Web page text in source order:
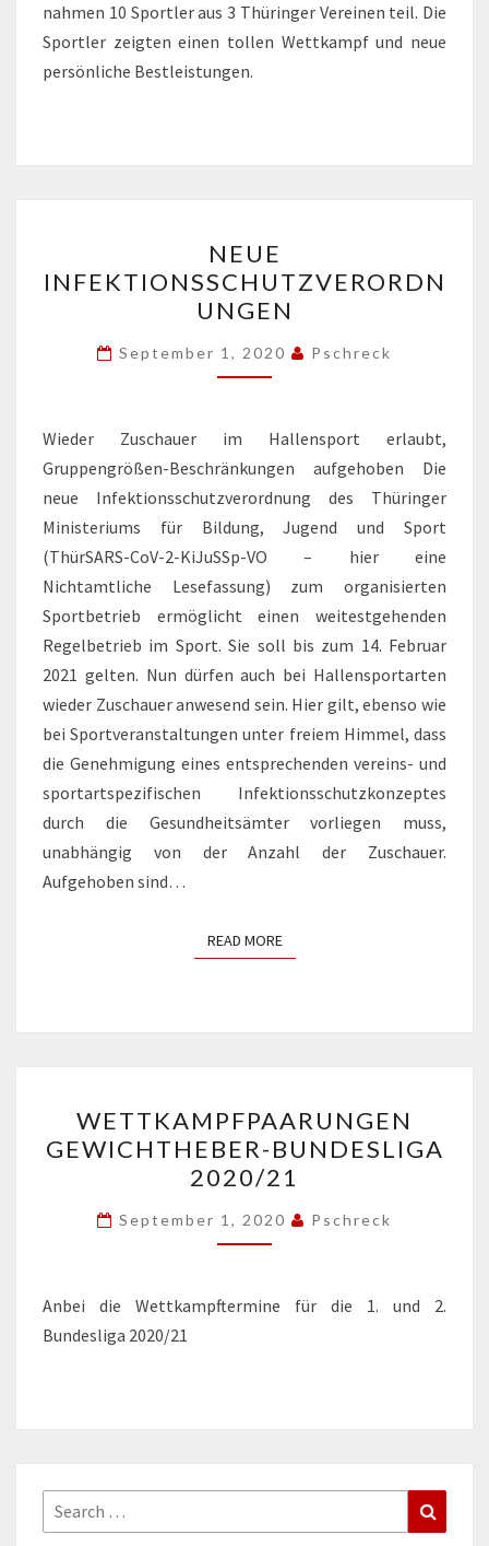
nahmen 10 Sportler aus 3 Thüringer Vereinen teil. Die
Sportler zeigten einen tollen Wettkampf und neue
persönliche Bestleistungen.
NEUE
INFEKTIONSSCHUTZVERORDN
UNGEN
September 1, 2020 Pschreck
Wieder Zuschauer im Hallensport erlaubt,
Gruppengrößen-Beschränkungen aufgehoben Die
neue Infektionsschutzverordnung des Thüringer
Ministeriums für Bildung, Jugend und Sport
(ThürSARS-CoV-2-KiJuSSp-VO – hier eine
Nichtamtliche Lesefassung) zum organisierten
Sportbetrieb ermöglicht einen weitestgehenden
Regelbetrieb im Sport. Sie soll bis zum 14. Februar
2021 gelten. Nun dürfen auch bei Hallensportarten
wieder Zuschauer anwesend sein. Hier gilt, ebenso wie
bei Sportveranstaltungen unter freiem Himmel, dass
die Genehmigung eines entsprechenden vereins- und
sportartspezifischen Infektionsschutzkonzeptes
durch die Gesundheitsämter vorliegen muss,
unabhängig von der Anzahl der Zuschauer.
Aufgehoben sind…
READ MOREREAD MORE
GEWICHTHEBER-
BUNDESLIGA
2020/21
WETTKAMPFPAARUNGEN
GEWICHTHEBER-BUNDESLIGA
2020/21
September 1, 2020 Pschreck
Anbei die Wettkampftermine für die 1. und 2.
Bundesliga 2020/21
Search
for: